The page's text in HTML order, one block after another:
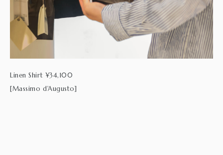
Linen Shirt ¥34,100
[Massimo d'Augusto]